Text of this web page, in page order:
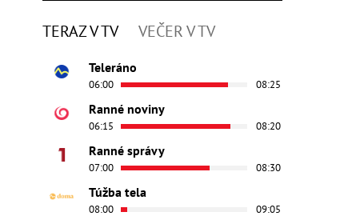
TERAZ V TV VEČER V TV
Teleráno
06:00 08:25
Ranné noviny
06:15 08:20
Ranné správy
07:00 08:30
Túžba tela
08:00 09:05